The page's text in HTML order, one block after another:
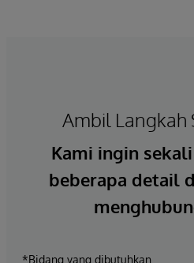
Ambil Langkah
Kami ingin
beberapa detail
*Bidang yang dibutuhkan